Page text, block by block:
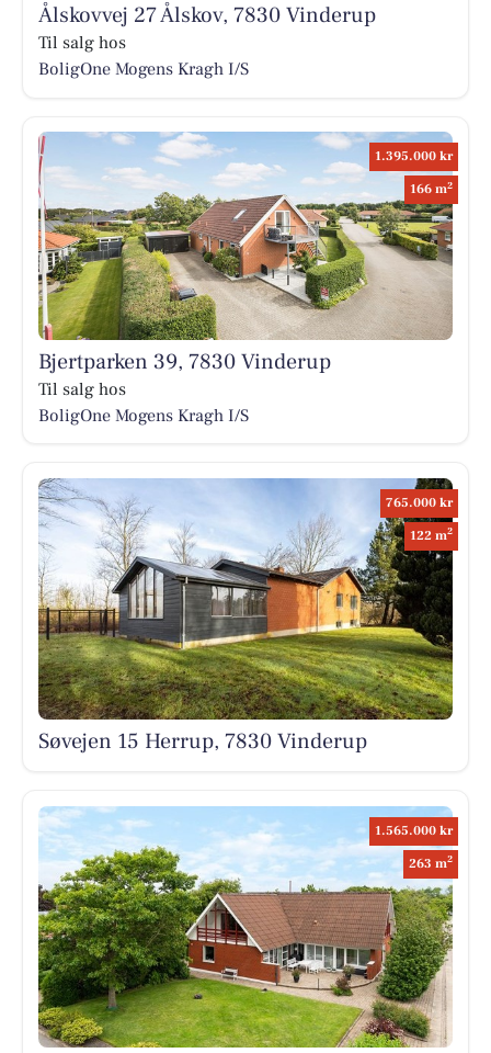
Ålskovvej 27 Ålskov, 7830 Vinderup
Til salg hos
BoligOne Mogens Kragh I/S
1.395.000 kr
166 m2
Bjertparken 39, 7830 Vinderup
Til salg hos
BoligOne Mogens Kragh I/S
765.000 kr
122 m2
Søvejen 15 Herrup, 7830 Vinderup
1.565.000 kr
263 m2